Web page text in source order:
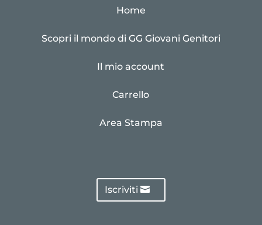
Home
Scopri il mondo di GG Giovani Genitori
Il mio account
Carrello
Area Stampa
Iscriviti